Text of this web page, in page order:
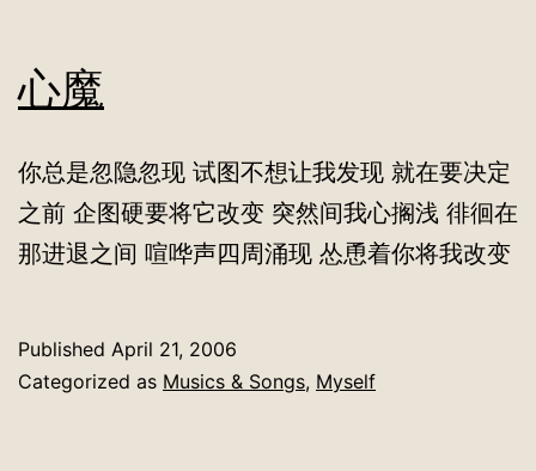
心魔
你总是忽隐忽现 试图不想让我发现 就在要决定
之前 企图硬要将它改变 突然间我心搁浅 徘徊在
那进退之间 喧哗声四周涌现 怂恿着你将我改变
Published April 21, 2006
Categorized as Musics & Songs, Myself